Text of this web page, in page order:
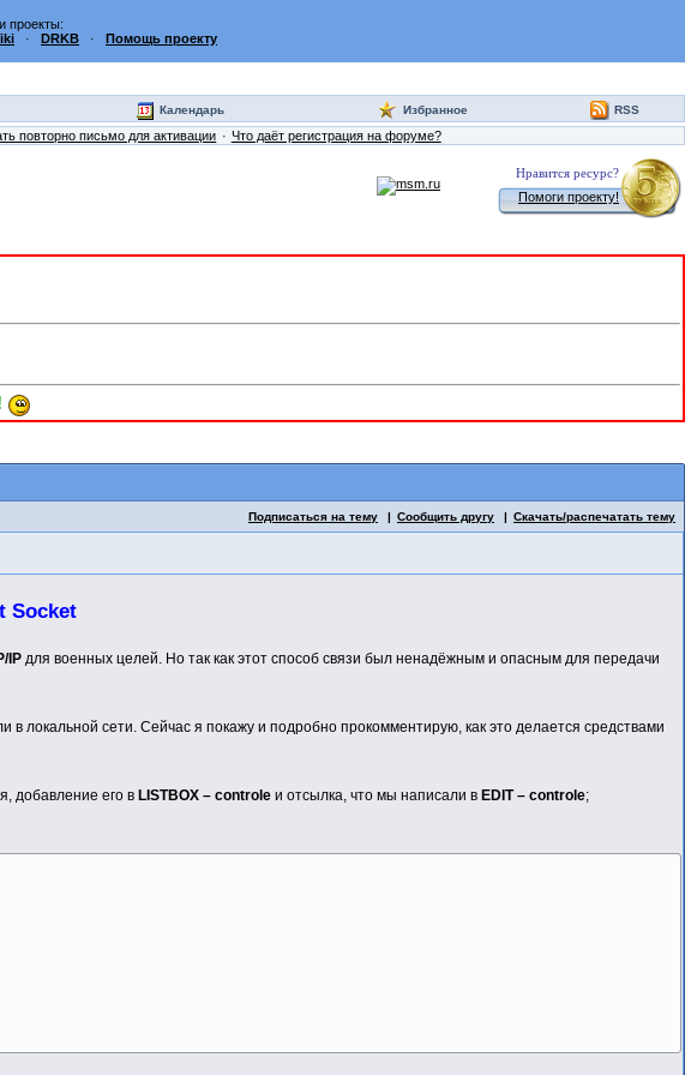
проекты:
· DRKB · Помощь проекту
Календарь Избранное RSS
повторно письмо для активации Что даёт регистрация на форуме?
Нравится ресурс?
Помоги проекту!
Подписаться на тему Сообщить другу Скачать/распечатать тему
Socket
IP для военных целей. Но так как этот способ связи был ненадёжным и опасным для передачи
локальной сети. Сейчас я покажу и подробно прокомментирую, как это делается средствами
добавление его в LISTBOX – controle и отсылка, что мы написали в EDIT – controle;